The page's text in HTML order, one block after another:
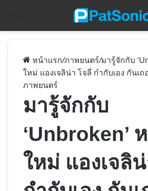
หน้าแรก/ภาพยนตร์/มารู้จักกับ
ใหม่ แองเจลิน่า โจลี่ กำกับเอง กันเถ
ภาพยนตร์
มารู้จักกับ
‘Unbroken’
ใหม่ แองเจลิ